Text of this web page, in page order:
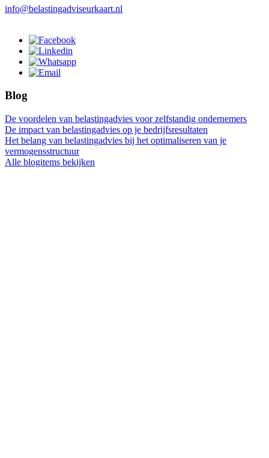
info@belastingadviseurkaart.nl
Blog
De voordelen van belastingadvies voor zelfstandig ondernemers
De impact van belastingadvies op je bedrijfsresultaten
Het belang van belastingadvies bij het optimaliseren van je
vermogensstructuur
Alle blogitems bekijken